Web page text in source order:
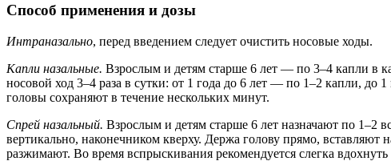
Способ применения и дозы
Интраназально, перед введением следует очистить носовые ходы.
Капли назальные. Взрослым и детям старше 6 лет — по 3–4 капли в
носовой ход 3–4 раза в сутки: от 1 года до 6 лет — по 1–2 капли,
головы сохраняют в течение нескольких минут.
Спрей назальный. Взрослым и детям старше 6 лет назначают по 1–2
вертикально, наконечником кверху. Держа голову прямо,
разжимают. Во время вспрыскивания рекомендуется слегка вдохнуть